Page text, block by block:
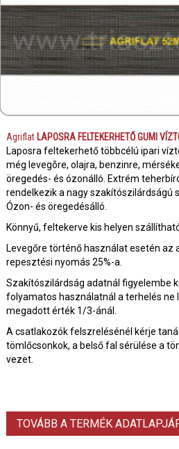
Agriflat LAPOSRA FELTEKERHETŐ GUMI
Laposra feltekerhető többcélú ipari
még levegõre, olajra, benzinre,
öregedés- és ózonálló. Extrém
rendelkezik a nagy szakítószilárdságú
Ózon- és öregedésálló.
Könnyű, feltekerve kis helyen
Levegőre történő használat esetén az
repesztési nyomás 25%-a.
Szakítószilárdság adatnál figyelembe
folyamatos használatnál a terhelés ne
megadott érték 1/3-ánál.
A csatlakozók felszrelésénél kérje
tömlőcsonkok, a belső fal sérülése a
vezet.
TOVÁBB A TERMÉK